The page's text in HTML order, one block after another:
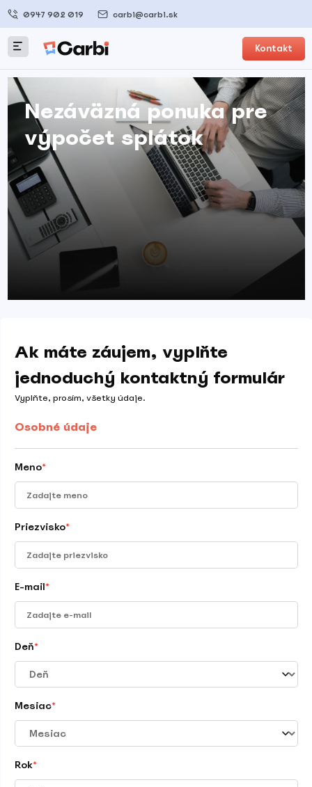
0947 902 019 carbi@carbi.sk
Kontakt
Nezáväzná ponuka pre
výpočet splátok
Ak máte záujem, vyplňte
jednoduchý kontaktný formulár
Vyplňte, prosím, všetky údaje.
Osobné údaje
Meno*
Priezvisko*
E-mail*
Deň*
Mesiac*
Rok*